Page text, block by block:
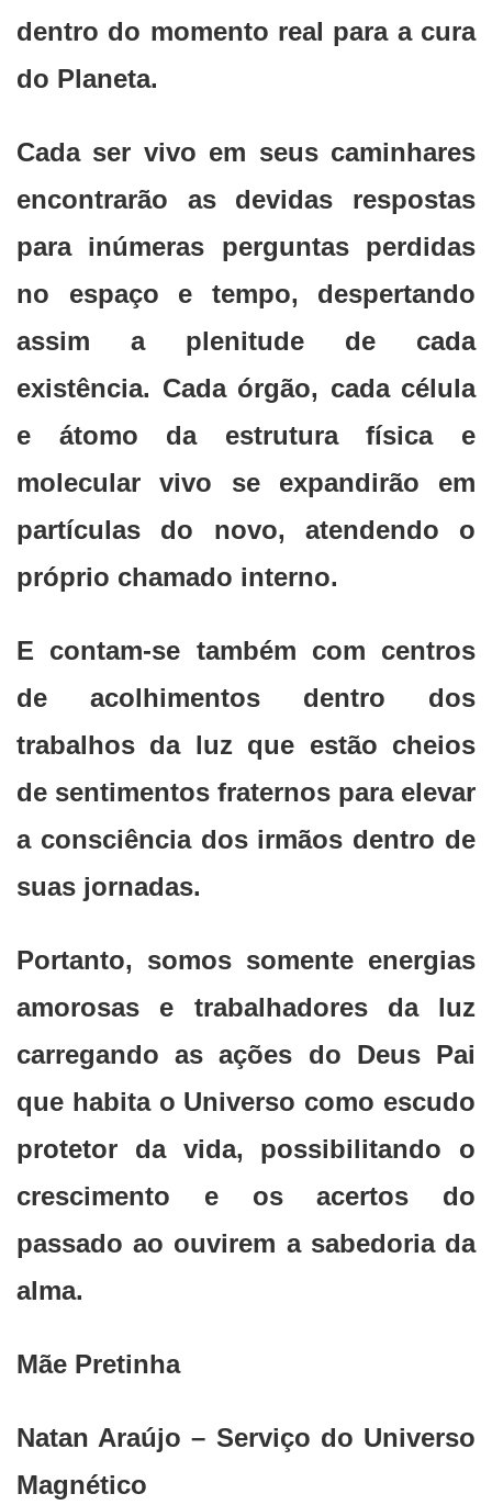
dentro do momento real para a cura
do Planeta.
Cada ser vivo em seus caminhares
encontrarão as devidas respostas
para inúmeras perguntas perdidas
no espaço e tempo, despertando
assim a plenitude de cada
existência. Cada órgão, cada célula
e átomo da estrutura física e
molecular vivo se expandirão em
partículas do novo, atendendo o
próprio chamado interno.
E contam-se também com centros
de acolhimentos dentro dos
trabalhos da luz que estão cheios
de sentimentos fraternos para elevar
a consciência dos irmãos dentro de
suas jornadas.
Portanto, somos somente energias
amorosas e trabalhadores da luz
carregando as ações do Deus Pai
que habita o Universo como escudo
protetor da vida, possibilitando o
crescimento e os acertos do
passado ao ouvirem a sabedoria da
alma.
Mãe Pretinha
Natan Araújo – Serviço do Universo
Magnético